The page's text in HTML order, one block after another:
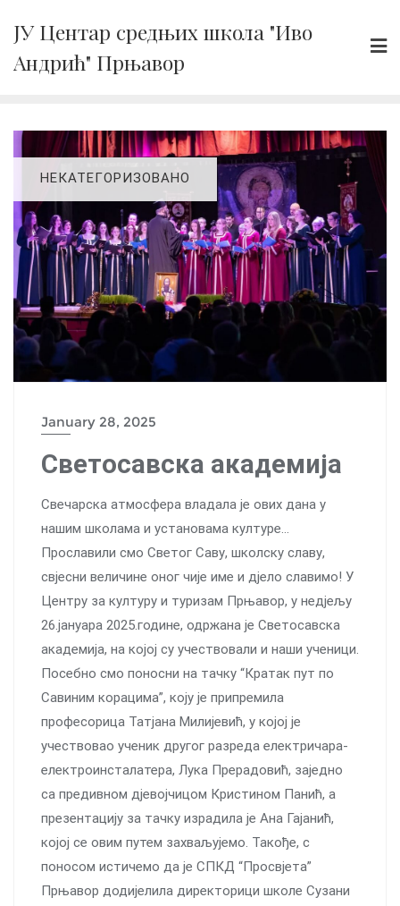
content
ЈУ Центар средњих школа "Иво
Андрић" Прњавор
НЕКАТЕГОРИЗОВАНО
January 28, 2025
Светосавска академија
Свечарска атмосфера владала је ових дана у
нашим школама и установама културе…
Прославили смо Светог Саву, школску славу,
свјесни величине оног чије име и дјело славимо! У
Центру за културу и туризам Прњавор, у недјељу
26.јануара 2025.године, одржана је Светосавска
академија, на којој су учествовали и наши ученици.
Посебно смо поносни на тачку “Кратак пут по
Савиним корацима”, коју је припремила
професорица Татјана Милијевић, у којој је
учествовао ученик другог разреда електричара-
електроинсталатера, Лука Прерадовић, заједно
са предивном дјевојчицом Кристином Панић, а
презентацију за тачку израдила је Ана Гајанић,
којој се овим путем захваљујемо. Такође, с
поносом истичемо да је СПКД “Просвјета”
Прњавор додијелила директорици школе Сузани